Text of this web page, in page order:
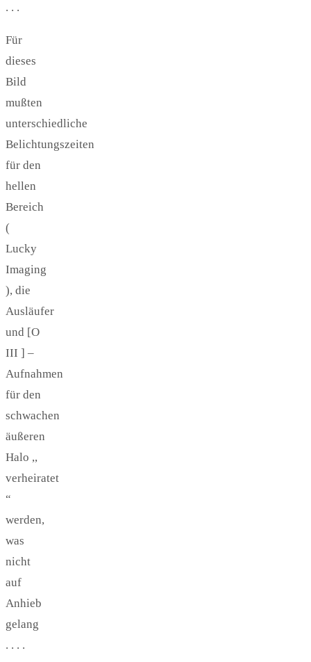
. . .
Für
dieses
Bild
mußten
unterschiedliche
Belichtungszeiten
für den
hellen
Bereich
(
Lucky
Imaging
), die
Ausläufer
und [O
III ] –
Aufnahmen
für den
schwachen
äußeren
Halo ,,
verheiratet
“
werden,
was
nicht
auf
Anhieb
gelang
. . . .